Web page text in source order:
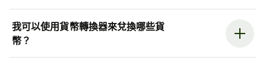
我可以使用貨幣轉換器來兌換哪些貨
幣？